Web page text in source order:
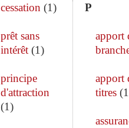
cessation (1)
prêt sans
intérêt(1)
principe
d'attraction
(1)
P
apport
apport
titres(1